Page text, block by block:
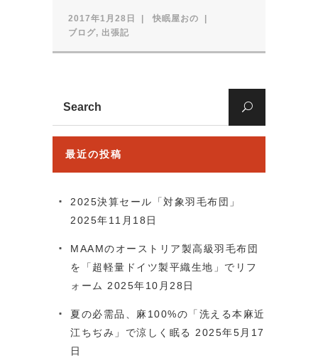
2017年1月28日
快眠屋おの
ブログ, 出張記
最近の投稿
2025決算セール「対象羽毛布団」
2025年11月18日
MAAMのオーストリア製高級羽毛布団
を「超軽量ドイツ製平織生地」でリフ
ォーム
2025年10月28日
夏の必需品、麻100%の「洗える本麻近
江ちぢみ」で涼しく眠る
2025年5月17
日